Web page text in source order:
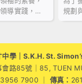
導實踐，本
活動期間，
規劃
業、
同學
中心
成」
中學｜S.K.H. St.
會路85號｜85, TUEN
7900 ｜ 傳真：